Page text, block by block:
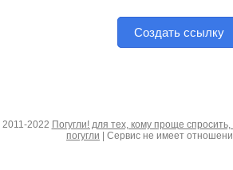
Создать ссылку
2011-2022 Погугли! для тех, кому проще спросить,
погугли | Сервис не имеет